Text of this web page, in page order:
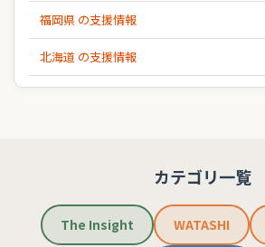
福岡県 の支援情報
北海道 の支援情報
カテゴリ一覧
The Insight WATASHI